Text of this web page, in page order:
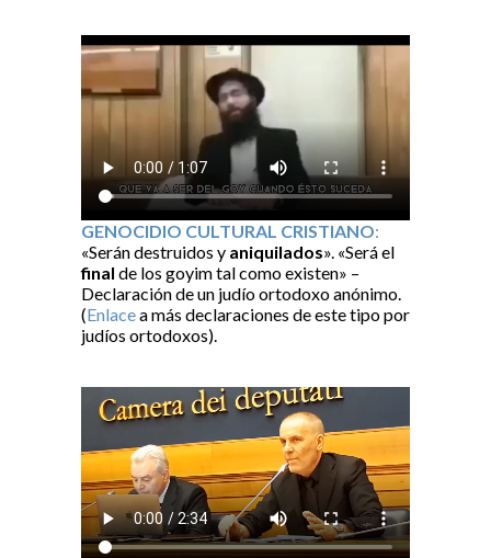
GENOCIDIO CULTURAL CRISTIANO:
«Serán destruidos y aniquilados». «Será el
final de los goyim tal como existen» –
Declaración de un judío ortodoxo anónimo.
(Enlacea más declaraciones de este tipo por
judíos ortodoxos).